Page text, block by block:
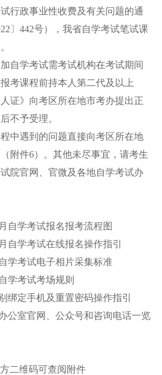
行政事业性收费及有关问题的通
〕442号），我省自学考试笔试课
加自学考试需考试机构在考试期间
考课程前持本人第二代及以上
证》向考区所在地市考办提出正
不予受理。
程中遇到的问题直接向考区所在地
附件6）。其他未尽事宜，请考生
院官网、官微及各地自学考试办
自学考试报名报考流程图
自学考试在线报名操作指引
学考试电子相片采集标准
学考试考场规则
绑定手机及重置密码操作指引
室官网、公众号和咨询电话一览
二维码可查阅附件